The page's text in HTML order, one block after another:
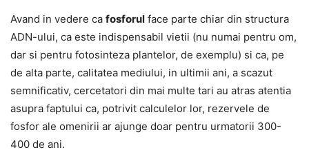
Avand in vedere ca fosforul face parte chiar din structura
ADN-ului, ca este indispensabil vietii (nu numai pentru om,
dar si pentru fotosinteza plantelor, de exemplu) si ca, pe
de alta parte, calitatea mediului, in ultimii ani, a scazut
semnificativ, cercetatori din mai multe tari au atras atentia
asupra faptului ca, potrivit calculelor lor, rezervele de
fosfor ale omenirii ar ajunge doar pentru urmatorii 300-
400 de ani.